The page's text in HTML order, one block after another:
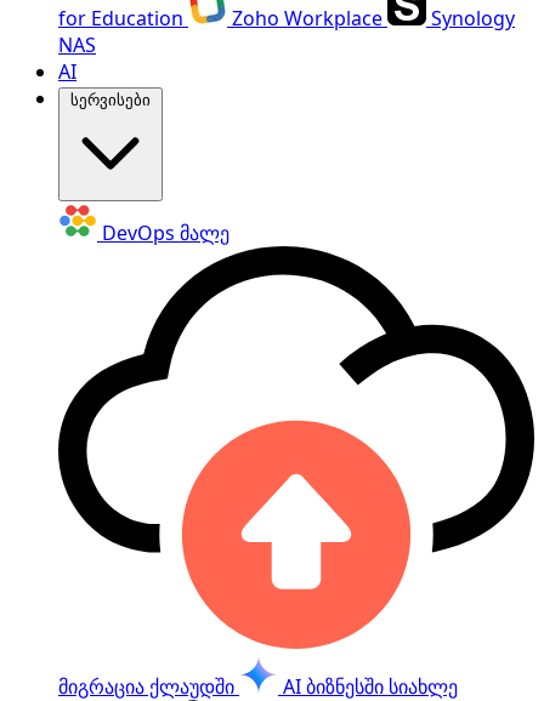
for Education Zoho Workplace
Synology
NAS
AI
DevOps მალე
მიგრაცია ქლაუდში AI ბიზნესში სიახლე